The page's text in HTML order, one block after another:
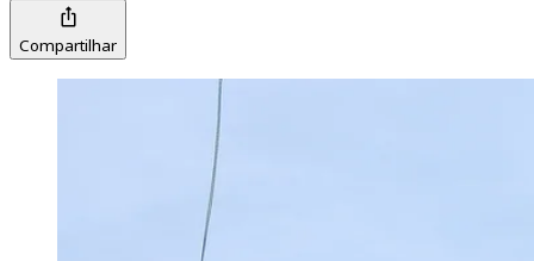
Compartilhar